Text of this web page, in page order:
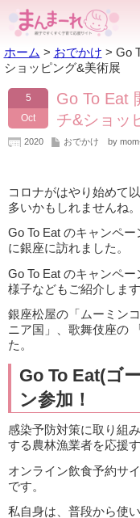
ホーム > おでかけ > Go
ショッピング&美術展
5
Oct
Go To Eat
チ&ショッ
2020 おでかけ by
コロナがはやり始めて
多いかもしれませんね。
Go To Eat のキャンペ
に銀座に訪れました。
Go To Eat のキャンペ
様子などもご紹介します
銀座松屋の「ムーミン
ニア国」、歌舞伎座の
た。
Go To Eat(ゴ
ン参加！
感染予防対策に取り組
する農林漁業者を応援
オンライン飲食予約サ
です。
私自身は、普段から使